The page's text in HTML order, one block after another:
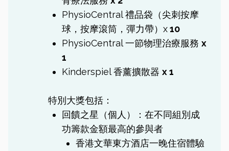
PhysioCentral 禮品袋（尖刺按摩
球，按摩滾筒，彈力帶）x10
PhysioCentral 一節物理治療服務 x
1
Kinderspiel 香薰擴散器 x 1
特別大獎包括：
回饋之星（個人）：在不同組別成
功籌款金額最高的參與者
香港文華東方酒店一晚住宿體驗